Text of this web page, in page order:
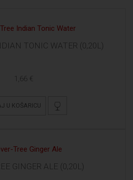
TONIC WATER (0,20L)
1,66 €
U KOŠARICU
GINGER ALE (0,20L)